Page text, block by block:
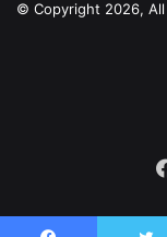
© Copyright 2026,